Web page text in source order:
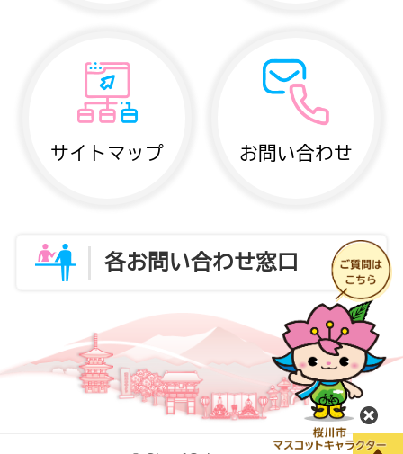
サイトマップ お問い合わせ
各お問い合わせ窓口